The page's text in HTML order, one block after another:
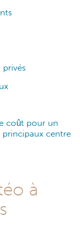
coût pour un
principaux centre
à